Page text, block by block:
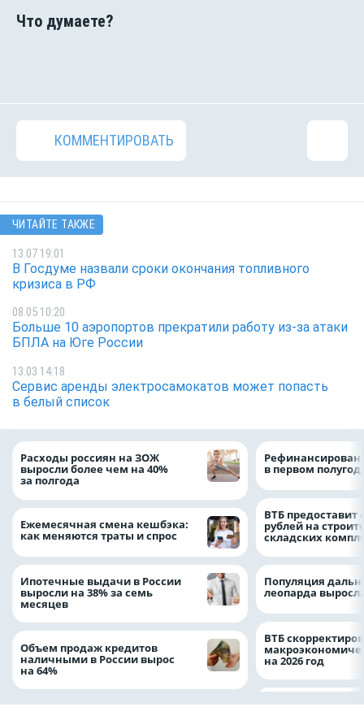
КОММЕНТИРОВАТЬ
ЧИТАЙТЕ ТАКЖЕ
13.07 19:01
В Госдуме назвали сроки окончания топливного
кризиса в РФ
08.05 10:20
Больше 10 аэропортов прекратили работу из-за атаки
БПЛА на Юге России
13.03 14:18
Сервис аренды электросамокатов может попасть
в белый список
Расходы россиян на ЗОЖ
выросли более чем на 40%
за полгода
Ежемесячная смена кешбэка:
как меняются траты и спрос
Ипотечные выдачи в России
выросли на 38% за семь
месяцев
Объем продаж кредитов
наличными в России вырос
на 64%
в первом
ВТБ предоставит
рублей на
складских
Популяция
леопарда
ВТБ
на 2026 год